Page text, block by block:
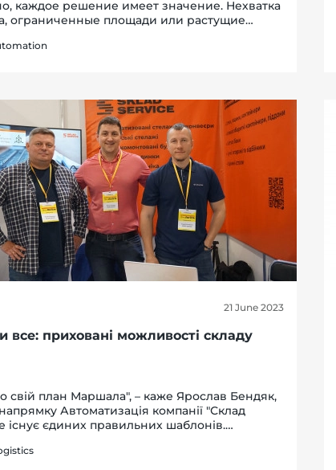
каждое решение имеет значение. Нехватка
ограниченные площади или растущие
Но вместо того, чтобы ждать идеального
21 June 2023
все: приховані можливості складу
свій план Маршала", – каже Ярослав Бендяк,
Автоматизація компанії "Склад
існує єдиних правильних шаблонів.
під час конференції до Дня Логіста...